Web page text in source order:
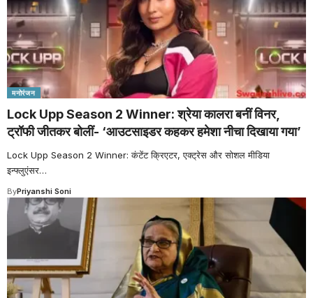
मनोरंजन
Lock Upp Season 2 Winner: श्रेया कालरा बनीं विनर,
ट्रॉफी जीतकर बोलीं- ‘आउटसाइडर कहकर हमेशा नीचा दिखाया गया’
Lock Upp Season 2 Winner: कंटेंट क्रिएटर, एक्ट्रेस और सोशल मीडिया
इन्फ्लुएंसर…
ByPriyanshi Soni